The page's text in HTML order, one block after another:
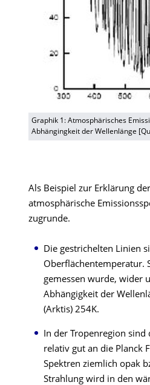
Graphik 1: Atmosphärisches
Abhängingkeit der Wellenlänge
Als Beispiel zur Erklärung
atmosphärische
zugrunde.
Die gestrichelten Linien
Oberflächentemperatur.
gemessen wurde, wider
Abhängigkeit der
(Arktis) 254K.
In der Tropenregion sind
relativ gut an die Planck
Spektren ziemlich opak
Strahlung wird in den